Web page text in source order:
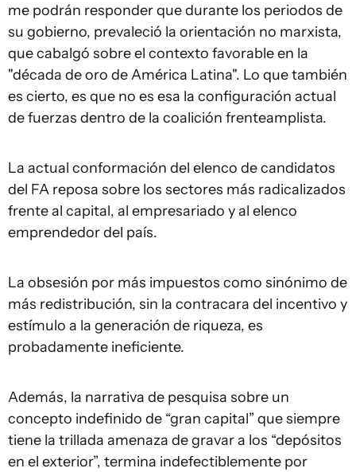
me podrán responder que durante los periodos de
su gobierno, prevaleció la orientación no marxista,
que cabalgó sobre el contexto favorable en la
"década de oro de América Latina". Lo que también
es cierto, es que no es esa la configuración actual
de fuerzas dentro de la coalición frenteamplista.
La actual conformación del elenco de candidatos
del FA reposa sobre los sectores más radicalizados
frente al capital, al empresariado y al elenco
emprendedor del país.
La obsesión por más impuestos como sinónimo de
más redistribución, sin la contracara del incentivo y
estímulo a la generación de riqueza, es
probadamente ineficiente.
Además, la narrativa de pesquisa sobre un
concepto indefinido de “gran capital” que siempre
tiene la trillada amenaza de gravar a los “depósitos
en el exterior”, termina indefectiblemente por